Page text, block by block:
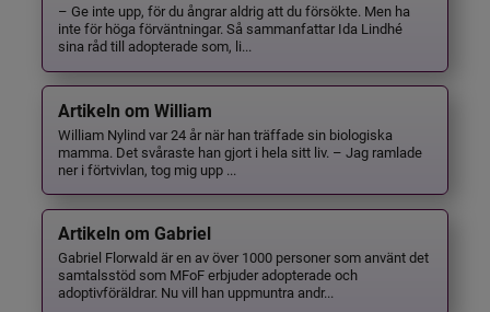
– Ge inte upp, för du ångrar aldrig att du försökte. Men ha
inte för höga förväntningar. Så sammanfattar Ida Lindhé
sina råd till adopterade som, li...
Artikeln om William
William Nylind var 24 år när han träffade sin biologiska
mamma. Det svåraste han gjort i hela sitt liv. – Jag ramlade
ner i förtvivlan, tog mig upp ...
Artikeln om Gabriel
Gabriel Florwald är en av över 1000 personer som använt det
samtalsstöd som MFoF erbjuder adopterade och
adoptivföräldrar. Nu vill han uppmuntra andr...